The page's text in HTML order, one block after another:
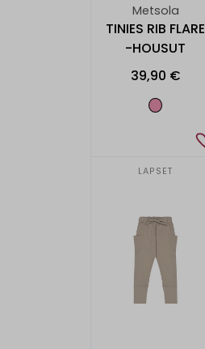
Metsola
TINIES RIB FLARE
-HOUSUT
39,90 €
LAPSET